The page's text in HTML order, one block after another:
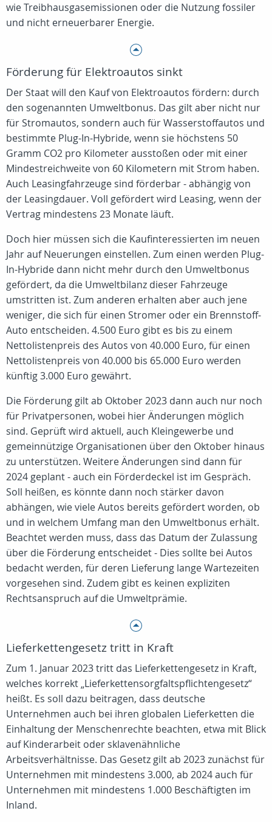
wie Treibhausgasemissionen oder die Nutzung fossiler
und nicht erneuerbarer Energie.
Förderung für Elektroautos sinkt
Der Staat will den Kauf von Elektroautos fördern: durch
den sogenannten Umweltbonus. Das gilt aber nicht nur
für Stromautos, sondern auch für Wasserstoffautos und
bestimmte Plug-In-Hybride, wenn sie höchstens 50
Gramm CO2 pro Kilometer ausstoßen oder mit einer
Mindestreichweite von 60 Kilometern mit Strom haben.
Auch Leasingfahrzeuge sind förderbar - abhängig von
der Leasingdauer. Voll gefördert wird Leasing, wenn der
Vertrag mindestens 23 Monate läuft.
Doch hier müssen sich die Kaufinteressierten im neuen
Jahr auf Neuerungen einstellen. Zum einen werden Plug-
In-Hybride dann nicht mehr durch den Umweltbonus
gefördert, da die Umweltbilanz dieser Fahrzeuge
umstritten ist. Zum anderen erhalten aber auch jene
weniger, die sich für einen Stromer oder ein Brennstoff-
Auto entscheiden. 4.500 Euro gibt es bis zu einem
Nettolistenpreis des Autos von 40.000 Euro, für einen
Nettolistenpreis von 40.000 bis 65.000 Euro werden
künftig 3.000 Euro gewährt.
Die Förderung gilt ab Oktober 2023 dann auch nur noch
für Privatpersonen, wobei hier Änderungen möglich
sind. Geprüft wird aktuell, auch Kleingewerbe und
gemeinnützige Organisationen über den Oktober hinaus
zu unterstützen. Weitere Änderungen sind dann für
2024 geplant - auch ein Förderdeckel ist im Gespräch.
Soll heißen, es könnte dann noch stärker davon
abhängen, wie viele Autos bereits gefördert worden, ob
und in welchem Umfang man den Umweltbonus erhält.
Beachtet werden muss, dass das Datum der Zulassung
über die Förderung entscheidet - Dies sollte bei Autos
bedacht werden, für deren Lieferung lange Wartezeiten
vorgesehen sind. Zudem gibt es keinen expliziten
Rechtsanspruch auf die Umweltprämie.
Lieferkettengesetz tritt in Kraft
Zum 1. Januar 2023 tritt das Lieferkettengesetz in Kraft,
welches korrekt „Lieferketten­sorgfaltspflichten­gesetz“
heißt. Es soll dazu beitragen, dass deutsche
Unternehmen auch bei ihren globalen Lieferketten die
Einhaltung der Menschenrechte beachten, etwa mit Blick
auf Kinderarbeit oder sklavenähnliche
Arbeitsverhältnisse. Das Gesetz gilt ab 2023 zunächst für
Unternehmen mit mindestens 3.000, ab 2024 auch für
Unternehmen mit mindestens 1.000 Beschäftigten im
Inland.